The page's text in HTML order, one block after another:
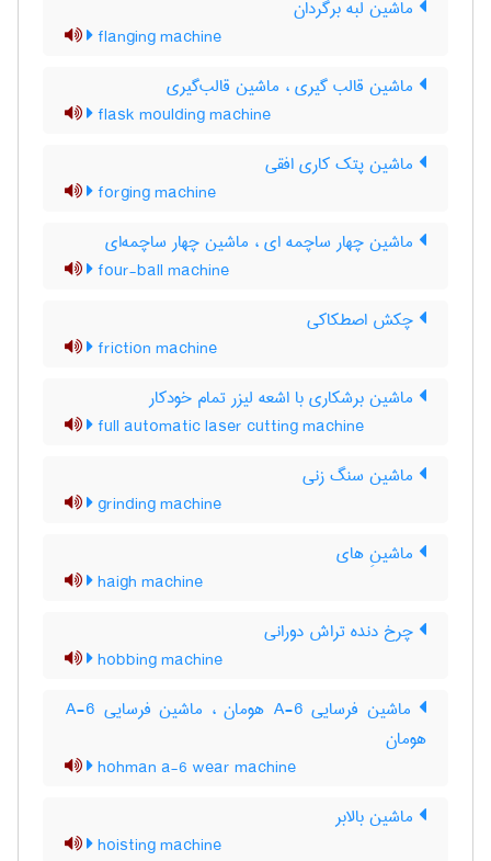
ماشین لبه برگردان
flanging machine
ماشین قالب گیری ، ماشین قالب‌گیری
flask moulding machine
ماشین پتک کاری افقی
forging machine
ماشین چهار ساچمه ای ، ماشین چهار ساچمه‌ای
four-ball machine
چکش اصطکاکی
friction machine
ماشین برشکاری با اشعه لیزر تمام خودکار
full automatic laser cutting machine
ماشین سنگ زنی
grinding machine
ماشینِ های
haigh machine
چرخ دنده تراش دورانی
hobbing machine
ماشین فرسایی 6-A هومان ، ماشین فرسایی A-6
هومان
hohman a-6 wear machine
ماشین بالابر
hoisting machine